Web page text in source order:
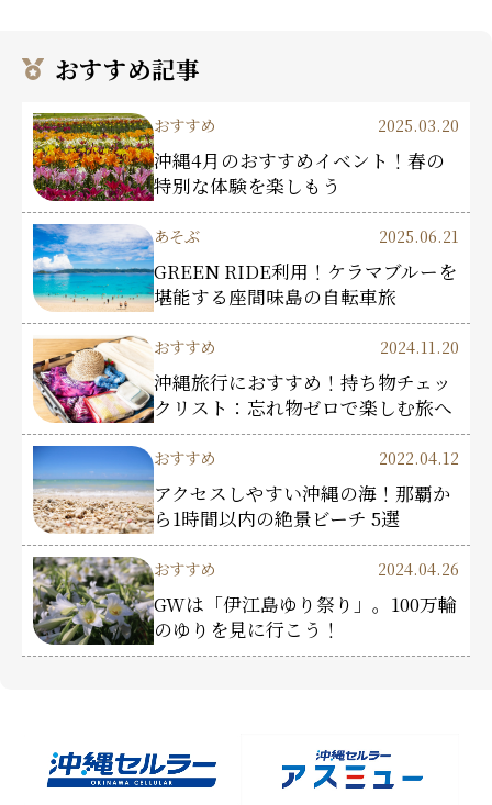
おすすめ記事
おすすめ 2025.03.20
沖縄4月のおすすめイベント！春の
特別な体験を楽しもう
あそぶ 2025.06.21
GREEN RIDE利用！ケラマブルーを
堪能する座間味島の自転車旅
おすすめ 2024.11.20
沖縄旅行におすすめ！持ち物チェッ
クリスト：忘れ物ゼロで楽しむ旅へ
おすすめ 2022.04.12
アクセスしやすい沖縄の海！那覇か
ら1時間以内の絶景ビーチ 5選
おすすめ 2024.04.26
GWは「伊江島ゆり祭り」。100万輪
のゆりを見に行こう！